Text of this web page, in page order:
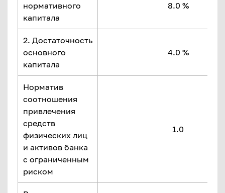
нормативного
капитала
8.0 %
2. Достаточность
основного
капитала
4.0 %
Норматив
соотношения
привлечения
средств
физических лиц
и активов банка
с ограниченным
риском
1.0